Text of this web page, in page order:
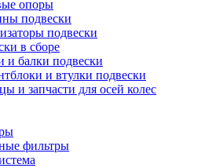
опоры
подвески
подвески
в сборе
и балки подвески
и втулки подвески
и запчасти для осей колес
фильтры